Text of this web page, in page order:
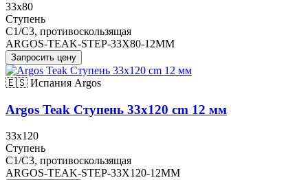
33x80
Ступень
C1/C3, противоскользящая
ARGOS-TEAK-STEP-33X80-12MM
Запросить цену
🇪🇸 Испания Argos
Argos Teak Ступень 33x120 cm 12 мм
33x120
Ступень
C1/C3, противоскользящая
ARGOS-TEAK-STEP-33X120-12MM